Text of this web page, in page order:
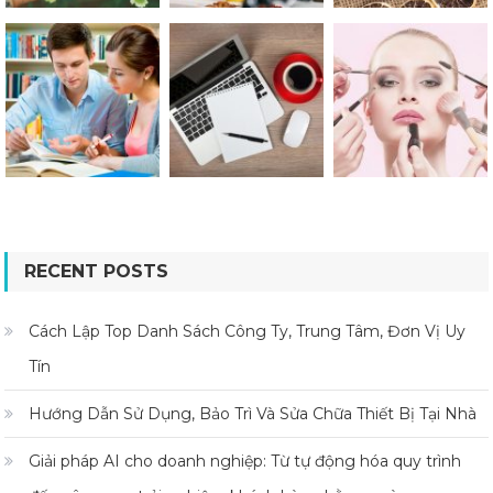
RECENT POSTS
Cách Lập Top Danh Sách Công Ty, Trung Tâm, Đơn Vị Uy
Tín
Hướng Dẫn Sử Dụng, Bảo Trì Và Sửa Chữa Thiết Bị Tại Nhà
Giải pháp AI cho doanh nghiệp: Từ tự động hóa quy trình